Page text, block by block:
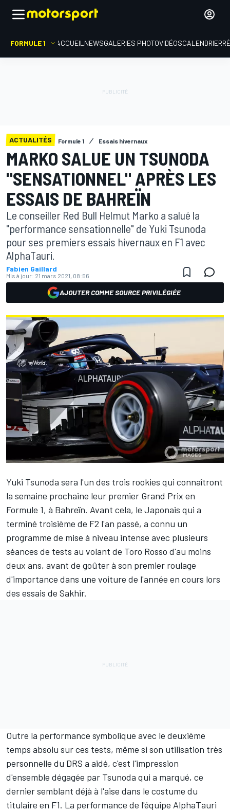
FORMULE 1 ACCUEIL NEWSGALERIES PHOTOVIDÉOSCALENDRIER
ACTUALITÉS Formule 1 Essais hivernaux
MARKO SALUE UN TSUNODA
"SENSATIONNEL" APRÈS LES
ESSAIS DE BAHREÏN
Le conseiller Red Bull Helmut Marko a salué la
"performance sensationnelle" de Yuki Tsunoda
pour ses premiers essais hivernaux en F1 avec
AlphaTauri.
Fabien Gaillard
Mis à jour: 21 mars 2021, 08:56
AJOUTER COMME SOURCE PRIVILÉGIÉE
Yuki Tsunoda sera l'un des trois rookies qui connaîtront
la semaine prochaine leur premier Grand Prix en
Formule 1, à Bahreïn. Avant cela, le Japonais qui a
terminé troisième de F2 l'an passé, a connu un
programme de mise à niveau intense avec plusieurs
séances de tests au volant de Toro Rosso d'au moins
deux ans, avant de goûter à son premier roulage
d'importance dans une voiture de l'année en cours lors
des essais de Sakhir.
Outre la performance symbolique avec le deuxième
temps absolu sur ces tests, même si son utilisation très
personnelle du DRS a aidé, c'est l'impression
d'ensemble dégagée par Tsunoda qui a marqué, ce
dernier semblant déjà à l'aise dans le costume du
titulaire en F1. La performance de l'équipe AlphaTauri